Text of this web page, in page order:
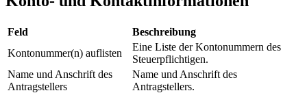
Feld
Beschreibung
Kontonummer(n) auflisten
Eine Liste der Kontonummern des
Steuerpflichtigen.
Name und Anschrift des
Antragstellers
Name und Anschrift des
Antragstellers.